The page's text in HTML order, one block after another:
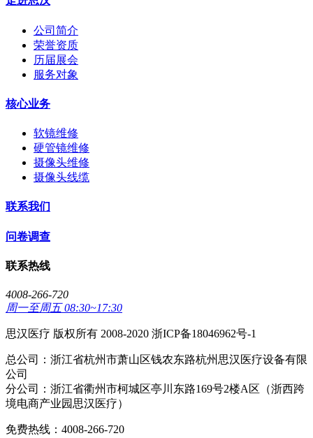
公司简介
荣誉资质
历届展会
服务对象
核心业务
软镜维修
硬管镜维修
摄像头维修
摄像头线缆
联系我们
问卷调查
联系热线
4008-266-720
周一至周五 08:30~17:30
思汉医疗 版权所有 2008-2020 浙ICP备18046962号-1
总公司：浙江省杭州市萧山区钱农东路杭州思汉医疗设备有限
公司
分公司：浙江省衢州市柯城区亭川东路169号2楼A区（浙西跨
境电商产业园思汉医疗）
免费热线：4008-266-720